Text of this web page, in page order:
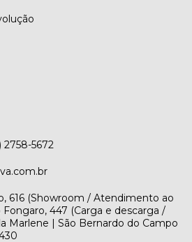
2758-5672
616 (Showroom / Atendimento ao
Fongaro, 447 (Carga e descarga /
Marlene | São Bernardo do Campo